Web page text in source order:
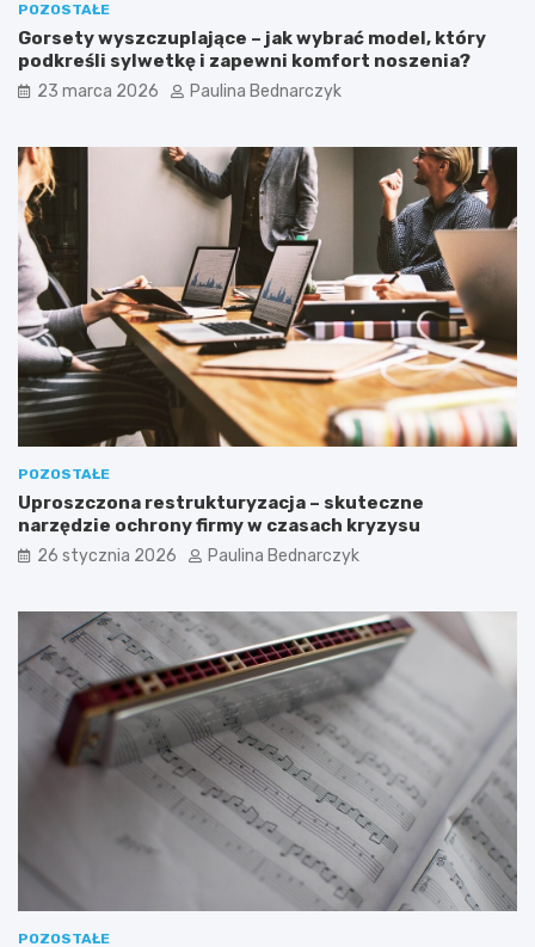
POZOSTAŁE
Gorsety wyszczuplające – jak wybrać model, który
podkreśli sylwetkę i zapewni komfort noszenia?
23 marca 2026 Paulina Bednarczyk
POZOSTAŁE
Uproszczona restrukturyzacja – skuteczne
narzędzie ochrony firmy w czasach kryzysu
26 stycznia 2026 Paulina Bednarczyk
POZOSTAŁE